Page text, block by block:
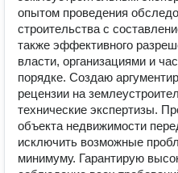
опытом проведения
строительства с
также эффективного
власти, организациями и
порядке. Создаю
рецензии на
технические экспертизы.
объекта недвижимости
исключить возможные
минимуму. Гарантирую